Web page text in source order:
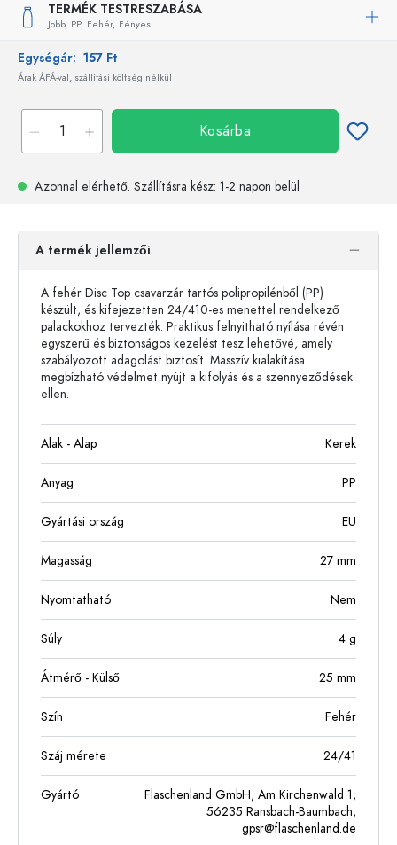
TERMÉK TESTRESZABÁSA
Jobb, PP, Fehér, Fényes
Egységár: 157 Ft
Árak ÁFÁ-val, szállítási költség nélkül
Kosárba
Azonnal elérhető. Szállításra kész: 1-2 napon belül
A termék jellemzői
A fehér Disc Top csavarzár tartós polipropilénből (PP)
készült, és kifejezetten 24/410-es menettel rendelkező
palackokhoz tervezték. Praktikus felnyitható nyílása révén
egyszerű és biztonságos kezelést tesz lehetővé, amely
szabályozott adagolást biztosít. Masszív kialakítása
megbízható védelmet nyújt a kifolyás és a szennyeződések
ellen.
Alak - Alap Kerek
Anyag PP
Gyártási ország EU
Magasság 27 mm
Nyomtatható Nem
Súly 4 g
Átmérő - Külső 25 mm
Szín Fehér
Száj mérete 24/41
Gyártó
Flaschenland GmbH, Am Kirchenwald 1,
56235 Ransbach-Baumbach,
gpsr@flaschenland.de